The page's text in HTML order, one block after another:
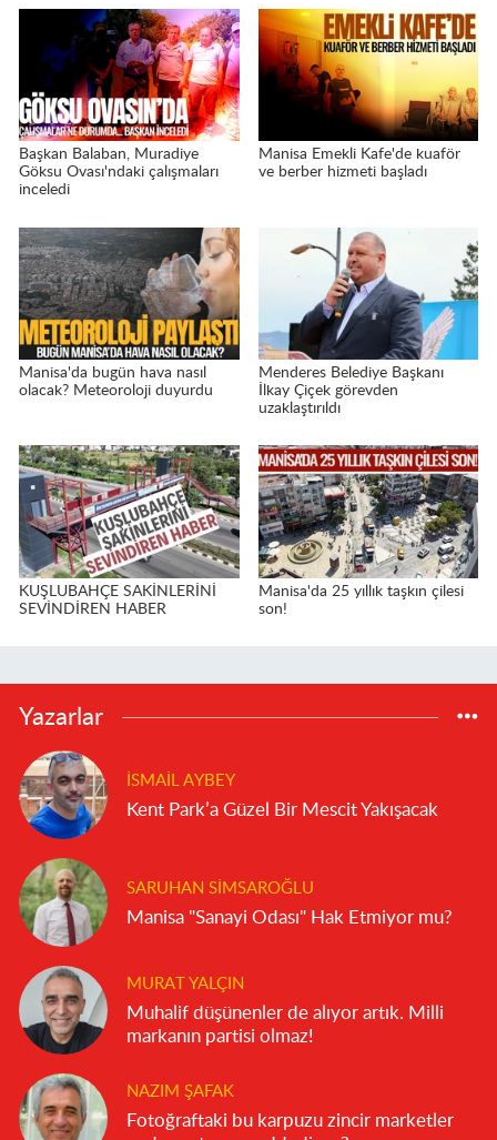
Başkan Balaban, Muradiye
Göksu Ovası'ndaki çalışmaları
inceledi
Manisa Emekli Kafe'de kuaför
ve berber hizmeti başladı
Manisa'da bugün hava nasıl
olacak? Meteoroloji duyurdu
Menderes Belediye Başkanı
İlkay Çiçek görevden
uzaklaştırıldı
KUŞLUBAHÇE SAKİNLERİNİ
SEVİNDİREN HABER
Manisa'da 25 yıllık taşkın çilesi
son!
Yazarlar
İSMAIL AYBEY
Kent Park’a Güzel Bir Mescit Yakışacak
SARUHAN SIMSAROĞLU
Manisa "Sanayi Odası" Hak Etmiyor mu?
MURAT YALÇIN
Muhalif düşünenler de alıyor artık. Milli
markanın partisi olmaz!
NAZIM ŞAFAK
Fotoğraftaki bu karpuzu zincir marketler